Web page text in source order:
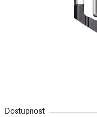
Dostupnost